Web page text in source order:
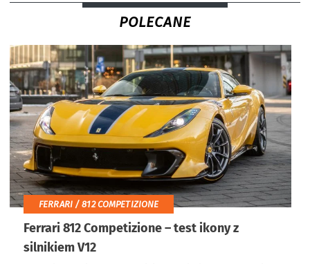
POLECANE
FERRARI / 812 COMPETIZIONE
Ferrari 812 Competizione – test ikony z
silnikiem V12